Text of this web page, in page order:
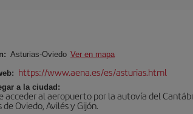
Asturias-Oviedo Ver en mapa
https://www.aena.es/es/asturias.html
a la ciudad:
acceder al aeropuerto por la autovía del
de Oviedo, Avilés y Gijón.